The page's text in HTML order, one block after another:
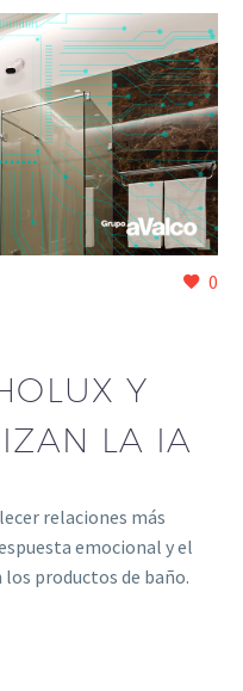
0
Y
LA IA
relaciones más
emocional y el
productos de baño.